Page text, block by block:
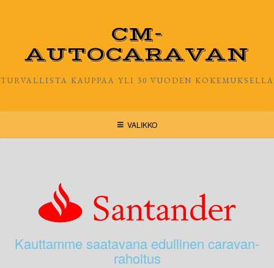
CM-
AUTOCARAVAN
TURVALLISTA KAUPPAA YLI 30 VUODEN KOKEMUKSELLA
VALIKKO
Kauttamme saatavana edullinen caravan-
rahoitus